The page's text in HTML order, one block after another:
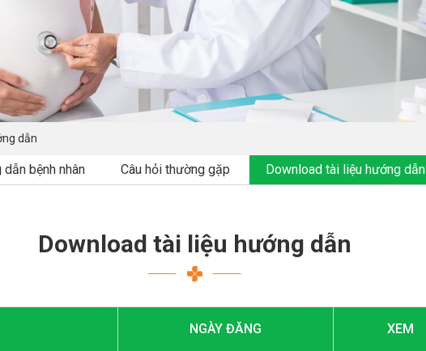
dẫn
dẫn bệnh nhân Câu hỏi thường gặp Download tài liệu hướng dẫn
Download tài liệu hướng dẫn
NGÀY ĐĂNG XEM